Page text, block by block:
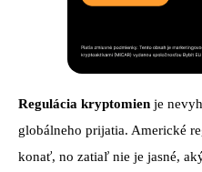
Regulácia kryptomien je
globálneho prijatia. Americké
konať, no zatiaľ nie je jasné,